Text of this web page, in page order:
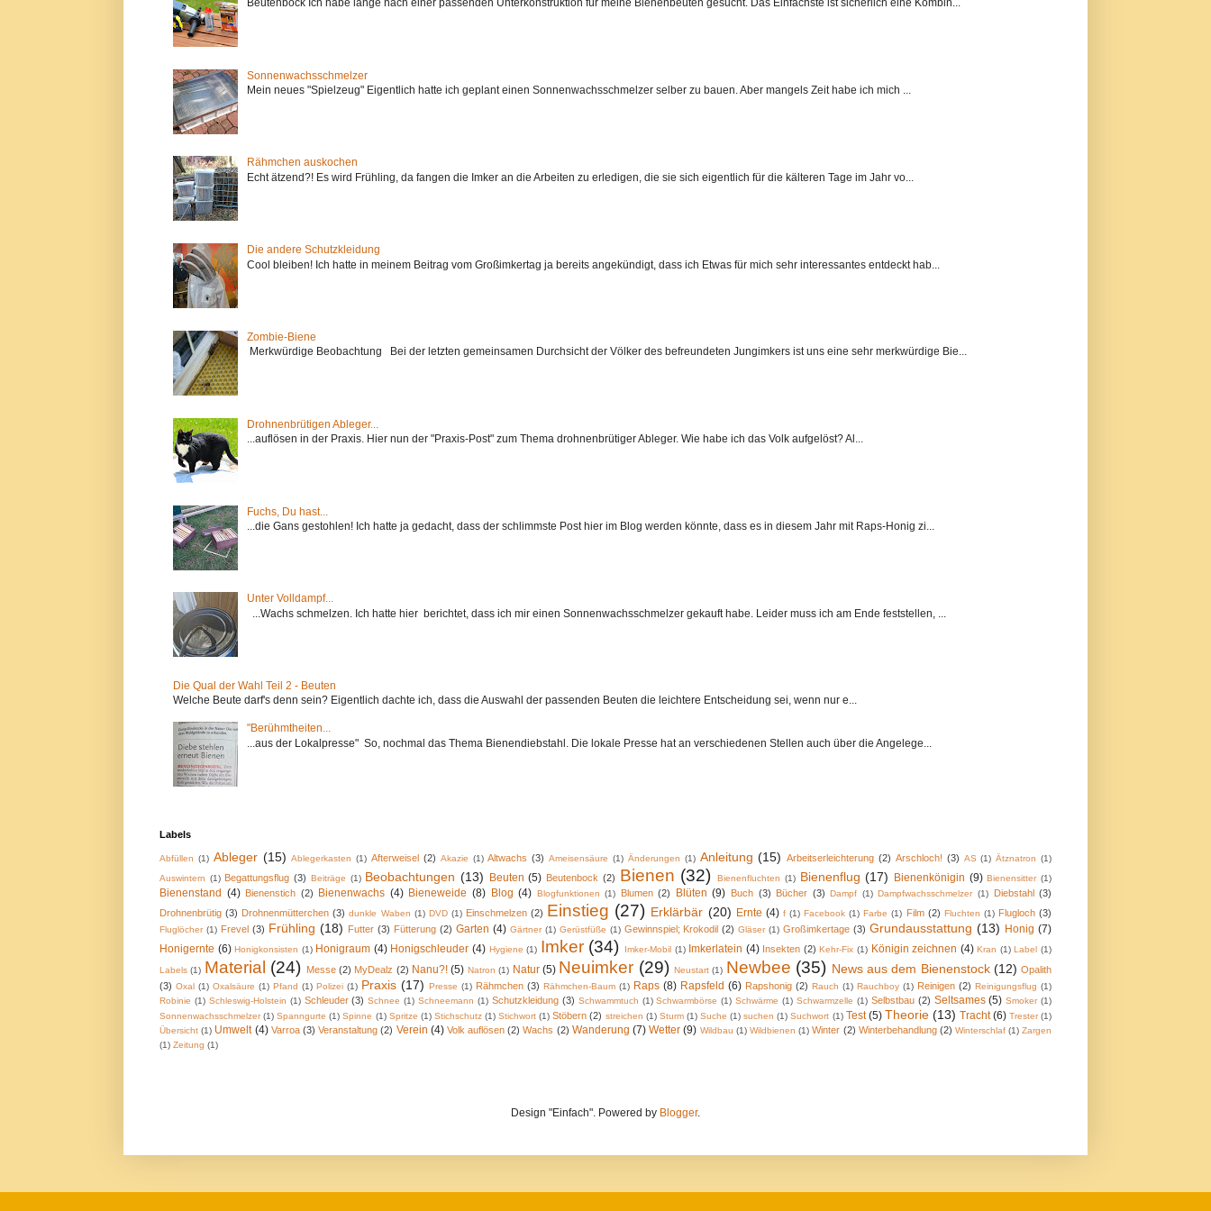
Beutenbock Ich habe lange nach einer passenden Unterkonstruktion für meine Bienenbeuten gesucht. Das Einfachste ist sicherlich eine Kombin...
Sonnenwachsschmelzer
Mein neues "Spielzeug" Eigentlich hatte ich geplant einen Sonnenwachsschmelzer selber zu bauen. Aber mangels Zeit habe ich mich ...
Rähmchen auskochen
Echt ätzend?! Es wird Frühling, da fangen die Imker an die Arbeiten zu erledigen, die sie sich eigentlich für die kälteren Tage im Jahr vo...
Die andere Schutzkleidung
Cool bleiben! Ich hatte in meinem Beitrag vom Großimkertag ja bereits angekündigt, dass ich Etwas für mich sehr interessantes entdeckt hab...
Zombie-Biene
Merkwürdige Beobachtung Bei der letzten gemeinsamen Durchsicht der Völker des befreundeten Jungimkers ist uns eine sehr merkwürdige Bie...
Drohnenbrütigen Ableger...
...auflösen in der Praxis. Hier nun der "Praxis-Post" zum Thema drohnenbrütiger Ableger. Wie habe ich das Volk aufgelöst? Al...
Fuchs, Du hast...
...die Gans gestohlen! Ich hatte ja gedacht, dass der schlimmste Post hier im Blog werden könnte, dass es in diesem Jahr mit Raps-Honig zi...
Unter Volldampf...
...Wachs schmelzen. Ich hatte hier berichtet, dass ich mir einen Sonnenwachsschmelzer gekauft habe. Leider muss ich am Ende feststellen, ...
Die Qual der Wahl Teil 2 - Beuten
Welche Beute darf's denn sein? Eigentlich dachte ich, dass die Auswahl der passenden Beuten die leichtere Entscheidung sei, wenn nur e...
"Berühmtheiten...
...aus der Lokalpresse" So, nochmal das Thema Bienendiebstahl. Die lokale Presse hat an verschiedenen Stellen auch über die Angelege...
Labels
Abfüllen (1) Ableger (15) Ablegerkasten (1) Afterweisel (2) Akazie (1) Altwachs (3) Ameisensäure (1) Änderungen (1) Anleitung (15) Arbeitserleichterung (2) Arschloch! (3) AS (1) Ätznatron (1)
Auswintern (1) Begattungsflug (3) Beiträge (1) Beobachtungen (13) Beuten (5) Beutenbock (2) Bienen (32) Bienenfluchten (1) Bienenflug (17) Bienenkönigin (9) Bienensitter (1)
Bienenstand (4) Bienenstich (2) Bienenwachs (4) Bieneweide (8) Blog (4) Blogfunktionen (1) Blumen (2) Blüten (9) Buch (3) Bücher (3) Dampf (1) Dampfwachsschmelzer (1) Diebstahl (3)
Drohnenbrütig (3) Drohnenmütterchen (3) dunkle Waben (1) DVD (1) Einschmelzen (2) Einstieg (27) Erklärbär (20) Ernte (4) f (1) Facebook (1) Farbe (1) Film (2) Fluchten (1) Flugloch (3)
Fluglöcher (1) Frevel (3) Frühling (18) Futter (3) Fütterung (2) Garten (4) Gärtner (1) Gerüstfüße (1) Gewinnspiel; Krokodil (2) Gläser (1) Großimkertage (3) Grundausstattung (13) Honig (7)
Honigernte (6) Honigkonsisten (1) Honigraum (4) Honigschleuder (4) Hygiene (1) Imker (34) Imker-Mobil (1) Imkerlatein (4) Insekten (2) Kehr-Fix (1) Königin zeichnen (4) Kran (1) Label (1)
Labels (1) Material (24) Messe (2) MyDealz (2) Nanu?! (5) Natron (1) Natur (5) Neuimker (29) Neustart (1) Newbee (35) News aus dem Bienenstock (12) Opalith
(3) Oxal (1) Oxalsäure (1) Pfand (1) Polizei (1) Praxis (17) Presse (1) Rähmchen (3) Rähmchen-Baum (1) Raps (8) Rapsfeld (6) Rapshonig (2) Rauch (1) Rauchboy (1) Reinigen (2) Reinigungsflug (1)
Robinie (1) Schleswig-Holstein (1) Schleuder (3) Schnee (1) Schneemann (1) Schutzkleidung (3) Schwammtuch (1) Schwarmbörse (1) Schwärme (1) Schwarmzelle (1) Selbstbau (2) Seltsames (5) Smoker (1)
Sonnenwachsschmelzer (1) Spanngurte (1) Spinne (1) Spritze (1) Stichschutz (1) Stichwort (1) Stöbern (2) streichen (1) Sturm (1) Suche (1) suchen (1) Suchwort (1) Test (5) Theorie (13) Tracht (6) Trester (1)
Übersicht (1) Umwelt (4) Varroa (3) Veranstaltung (2) Verein (4) Volk auflösen (2) Wachs (2) Wanderung (7) Wetter (9) Wildbau (1) Wildbienen (1) Winter (2) Winterbehandlung (2) Winterschlaf (1) Zargen
(1) Zeitung (1)
Design "Einfach". Powered by Blogger.